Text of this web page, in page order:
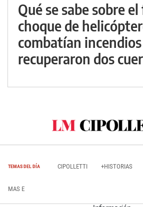
Qué se sabe sobre
choque de
combatían
recuperaron dos
TEMAS DEL DÍA CIPOLLETTI +HISTORIAS
MAS E